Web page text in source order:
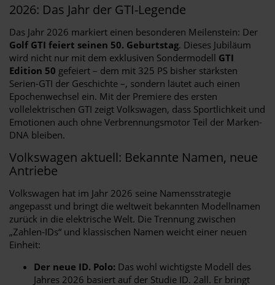
2026: Das Jahr der GTI-Legende
Das Jahr 2026 markiert einen besonderen Meilenstein: Der
Golf GTI feiert seinen 50. Geburtstag. Dieses Jubiläum
wird nicht nur mit dem exklusiven Sondermodell GTI
Edition 50 gefeiert – dem mit 325 PS bisher stärksten
Serien-GTI der Geschichte –, sondern läutet auch einen
Epochenwechsel ein. Mit der Premiere des ersten
vollelektrischen GTI zeigt Volkswagen, dass Sportlichkeit und
Emotionen auch ohne Verbrennungsmotor Teil der Marken-
DNA bleiben.
Volkswagen aktuell: Bekannte Namen, neue
Antriebe
Volkswagen hat im Jahr 2026 seine Namensstrategie
angepasst und bringt die weltweit bekannten Modellnamen
zurück in die elektrische Welt. Die Trennung zwischen
„Zahlen-IDs“ und klassischen Namen weicht einer neuen
Einheit:
Der neue ID. Polo: Das wohl wichtigste Modell des
Jahres 2026 basiert auf der Studie ID. 2all. Er bringt